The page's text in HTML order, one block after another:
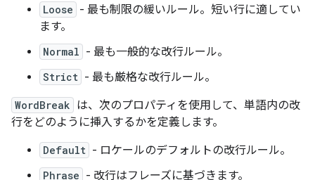
Loose - 最も制限の緩いルール。短い行に適してい
ます。
Normal - 最も一般的な改行ルール。
Strict - 最も厳格な改行ルール。
WordBreak は、次のプロパティを使用して、単語内の改
行をどのように挿入するかを定義します。
Default - ロケールのデフォルトの改行ルール。
Phrase - 改行はフレーズに基づきます。